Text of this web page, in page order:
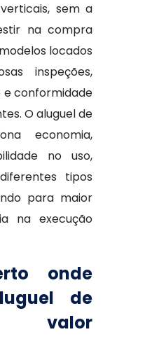
sem a
na compra
locados
inspeções,
e conformidade
O aluguel de
economia,
no uso,
tipos
para maior
na execução
onde
de
valor